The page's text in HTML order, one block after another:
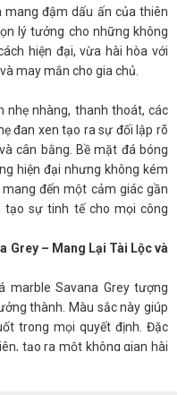
mang đậm dấu ấn của thiên
lý tưởng cho những không
hiện đại, vừa hài hòa với
may mắn cho gia chủ.
nhẹ nhàng, thanh thoát, các
đan xen tạo ra sự đối lập rõ
cân bằng. Bề mặt đá bóng
hiện đại nhưng không kém
đến một cảm giác gần
sự tinh tế cho mọi công
Grey – Mang Lại Tài Lộc và
marble Savana Grey tượng
thành. Màu sắc này giúp
trong mọi quyết định. Đặc
tạo ra một không gian hài